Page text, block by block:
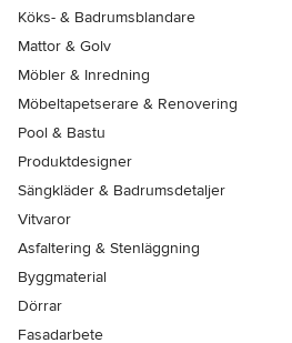
Köks- & Badrumsblandare
Mattor & Golv
Möbler & Inredning
Möbeltapetserare & Renovering
Pool & Bastu
Produktdesigner
Sängkläder & Badrumsdetaljer
Vitvaror
Asfaltering & Stenläggning
Byggmaterial
Dörrar
Fasadarbete